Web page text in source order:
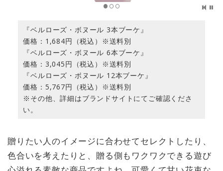
『ベルローズ・ボヌール 3本ブーケ』
価格：1,684円（税込）※送料別
『ベルローズ・ボヌール 6本ブーケ』
価格：3,045円（税込）※送料別
『ベルローズ・ボヌール 12本ブーケ』
価格：5,767円（税込）※送料別
※その他、詳細はブランドサイトにてご確認くださ
い。
贈りたい人のイメージに合わせてセレクトしたり、
色合いを考えたりと、贈る側もワクワクできる遊び